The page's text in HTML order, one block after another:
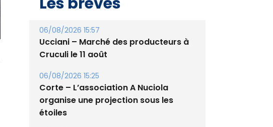
06/08/2026 15:57
Cruculi le 11 août
06/08/2026 15:25
organise une projection sous les
étoiles
06/08/2026 15:04